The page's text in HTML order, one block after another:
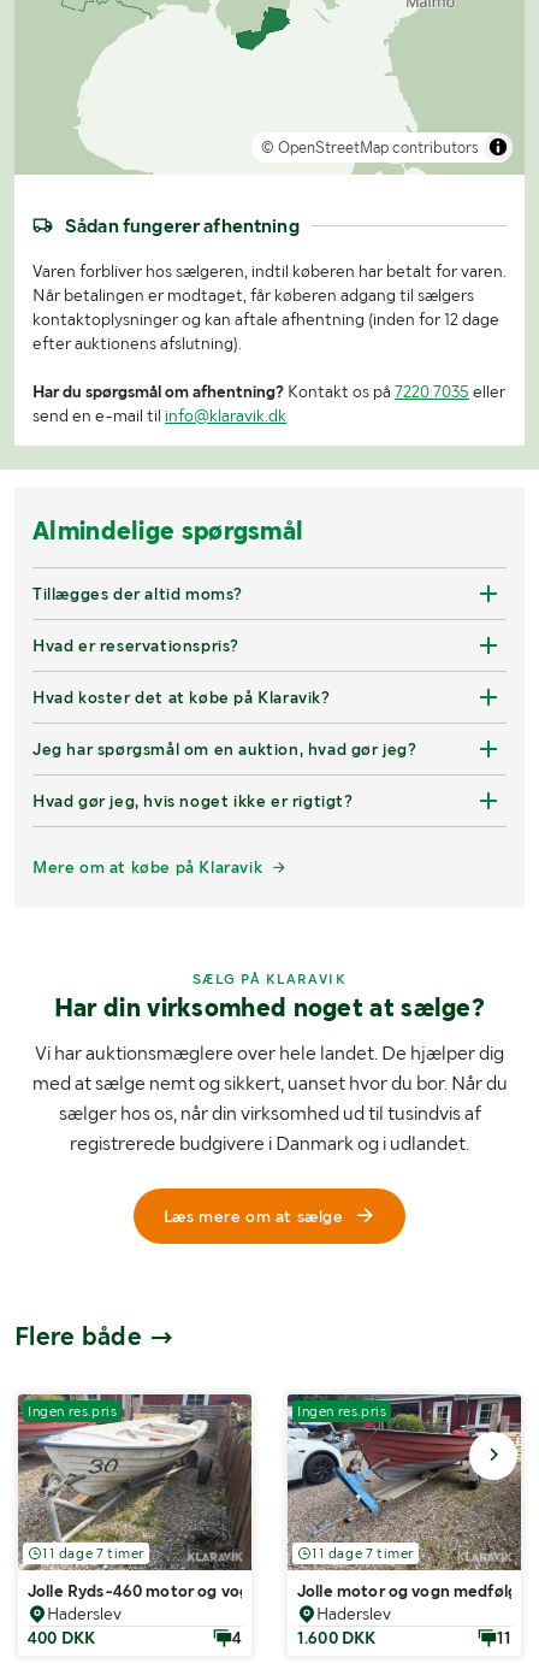
© OpenStreetMap contributors
Sådan fungerer afhentning
Varen forbliver hos sælgeren, indtil køberen har betalt for varen.
Når betalingen er modtaget, får køberen adgang til sælgers
kontaktoplysninger og kan aftale afhentning (inden for 12 dage
efter auktionens afslutning).
Har du spørgsmål om afhentning? Kontakt os på 7220 7035 eller
send en e-mail til info@klaravik.dk
Almindelige spørgsmål
Tillægges der altid moms?
Hvad er reservationspris?
Hvad koster det at købe på Klaravik?
Jeg har spørgsmål om en auktion, hvad gør jeg?
Hvad gør jeg, hvis noget ikke er rigtigt?
Mere om at købe på Klaravik
SÆLG PÅ KLARAVIK
Har din virksomhed noget at sælge?
Vi har auktionsmæglere over hele landet. De hjælper dig
med at sælge nemt og sikkert, uanset hvor du bor. Når du
sælger hos os, når din virksomhed ud til tusindvis af
registrerede budgivere i Danmark og i udlandet.
Læs mere om at sælge
Flere både
Ingen res.pris
11 dage 7 timer
Jolle Ryds-460 motor og vogn medfølger
Haderslev
400 DKK
4
Ingen res.pris
11 dage 7 timer
Jolle motor og vogn medfølger
Haderslev
1.600 DKK
11